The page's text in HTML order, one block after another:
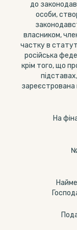
до
особи,
власником,
частку в
російська
крім того, що
зареєстрована
На
№